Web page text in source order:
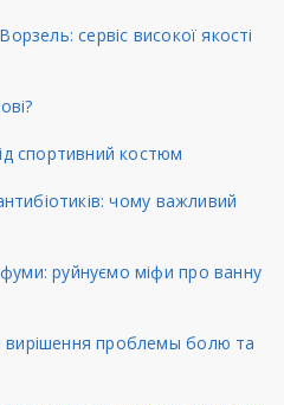
сервіс високої якості
спортивний костюм
чому важливий
руйнуємо міфи про ванну
вирішення проблемы болю та